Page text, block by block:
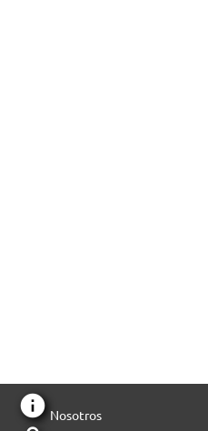
info Nosotros